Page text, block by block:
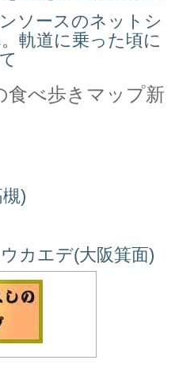
ソースのネットシ
軌道に乗った頃に
食べ歩きマップ新
)
カエデ(大阪箕面)